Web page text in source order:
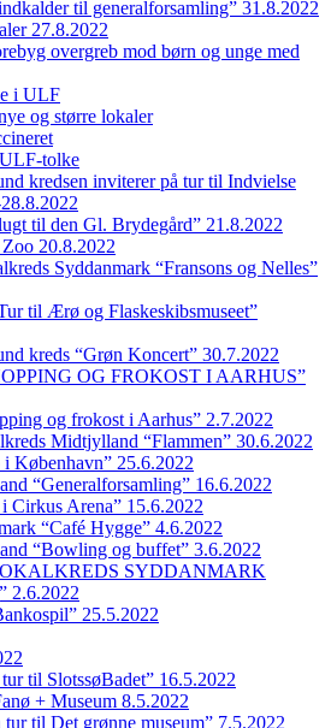
til generalforsamling” 31.8.2022
27.8.2022
overgreb mod børn og unge med
i ULF
og større lokaler
tolke
kredsen inviterer på tur til Indvielse
til den Gl. Brydegård” 21.8.2022
20.8.2022
Syddanmark “Fransons og Nelles”
til Ærø og Flaskeskibsmuseet”
kreds “Grøn Koncert” 30.7.2022
OG FROKOST I AARHUS”
og frokost i Aarhus” 2.7.2022
Midtjylland “Flammen” 30.6.2022
København” 25.6.2022
“Generalforsamling” 16.6.2022
Cirkus Arena” 15.6.2022
“Café Hygge” 4.6.2022
“Bowling og buffet” 3.6.2022
SYDDANMARK
2.6.2022
25.5.2022
til SlotssøBadet” 16.5.2022
+ Museum 8.5.2022
til Det grønne museum” 7.5.2022